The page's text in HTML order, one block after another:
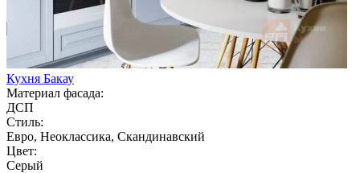
Кухня Бакау
Материал фасада:
ДСП
Стиль:
Евро, Неоклассика, Скандинавский
Цвет:
Серый